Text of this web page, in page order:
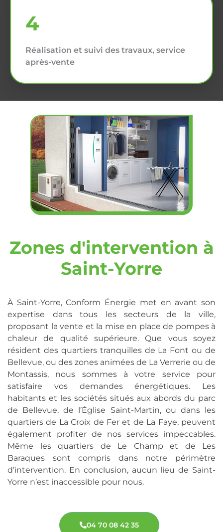
4
Réalisation et suivi des travaux, service
après-vente
Zones d'intervention à
Saint-Yorre
À Saint-Yorre, Conform Énergie met en avant son
expertise dans tous les secteurs de la ville,
proposant la vente et la mise en place de pompes à
chaleur de qualité supérieure. Que vous soyez
résident des quartiers tranquilles de La Font ou de
Bellevue, ou des zones animées de La Verrerie ou de
Montassis, nous sommes à votre service pour
satisfaire vos demandes énergétiques. Les
habitants et les sociétés situés aux abords du parc
de Bellevue, de l’Église Saint-Martin, ou dans les
quartiers de La Croix de Fer et de La Faye, peuvent
également profiter de nos services impeccables.
Même les quartiers de Le Champ et de Les
Baraques sont compris dans notre périmètre
d’intervention. En conclusion, aucun lieu de Saint-
Yorre n’est inaccessible pour nous.
04 70 08 42 35